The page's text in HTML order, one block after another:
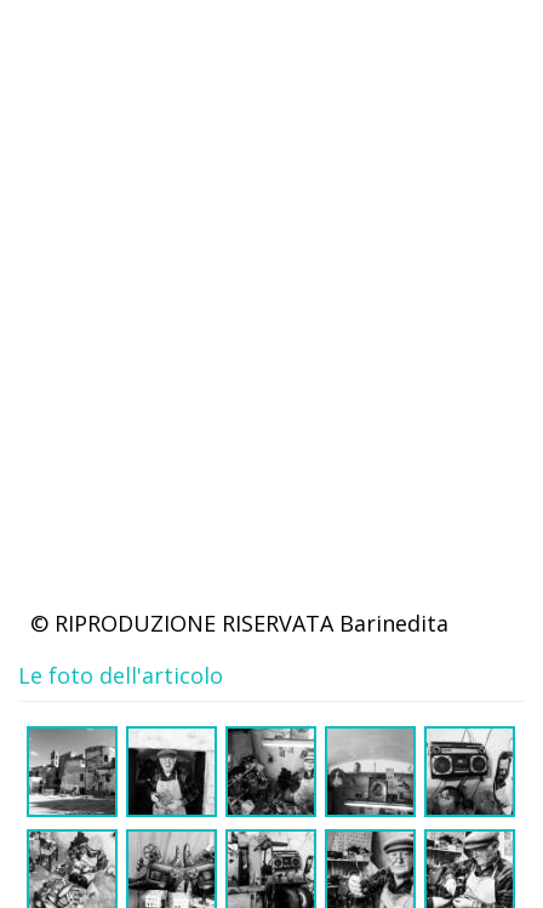
© RIPRODUZIONE RISERVATA Barinedita
Le foto dell'articolo